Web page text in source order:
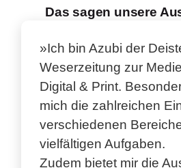
Das sagen unsere
»Ich bin Azubi der
Weserzeitung zur
Digital & Print.
mich die zahlreichen
verschiedenen
vielfältigen Aufgaben.
Zudem bietet mir die